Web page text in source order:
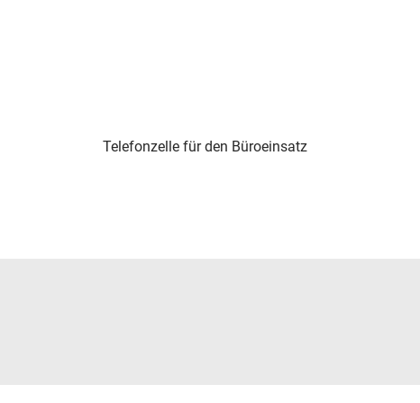
Telefonzelle für den Büroeinsatz